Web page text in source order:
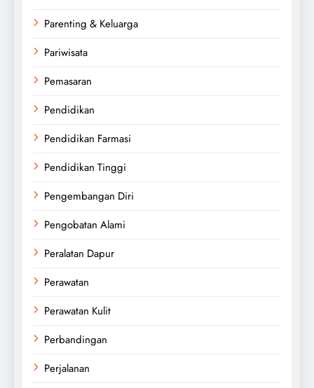
Parenting & Keluarga
Pariwisata
Pemasaran
Pendidikan
Pendidikan Farmasi
Pendidikan Tinggi
Pengembangan Diri
Pengobatan Alami
Peralatan Dapur
Perawatan
Perawatan Kulit
Perbandingan
Perjalanan